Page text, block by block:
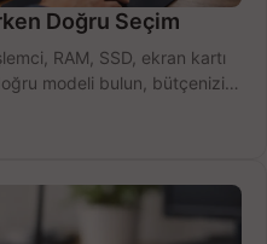
Doğru Seçim
RAM, SSD, ekran kartı
modeli bulun, bütçenizi